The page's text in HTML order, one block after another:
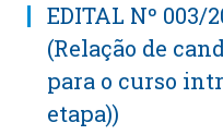
EDITAL Nº 003/
(Relação de
para o curso
etapa))